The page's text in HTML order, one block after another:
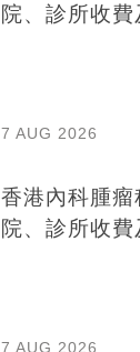
院、診所收
7 AUG 2026
香港內科腫
院、診所收
7 AUG 2026